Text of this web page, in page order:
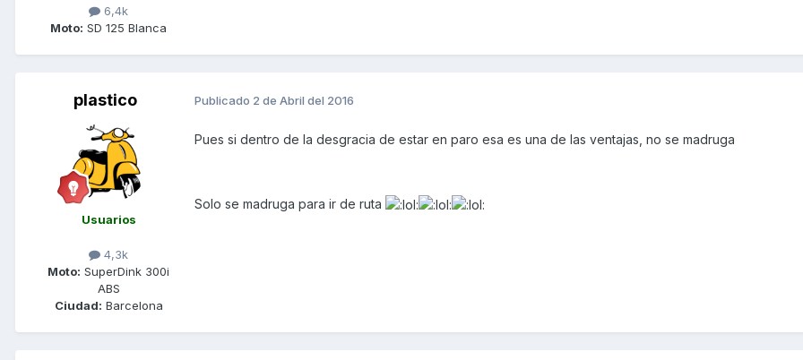
6,4k
Moto: SD 125 Blanca
plastico
Usuarios
4,3k
Moto: SuperDink 300i
ABS
Ciudad: Barcelona
Publicado 2 de Abril del 2016
Pues si dentro de la desgracia de estar en paro esa es una de las ventajas, no se madruga
Solo se madruga para ir de ruta